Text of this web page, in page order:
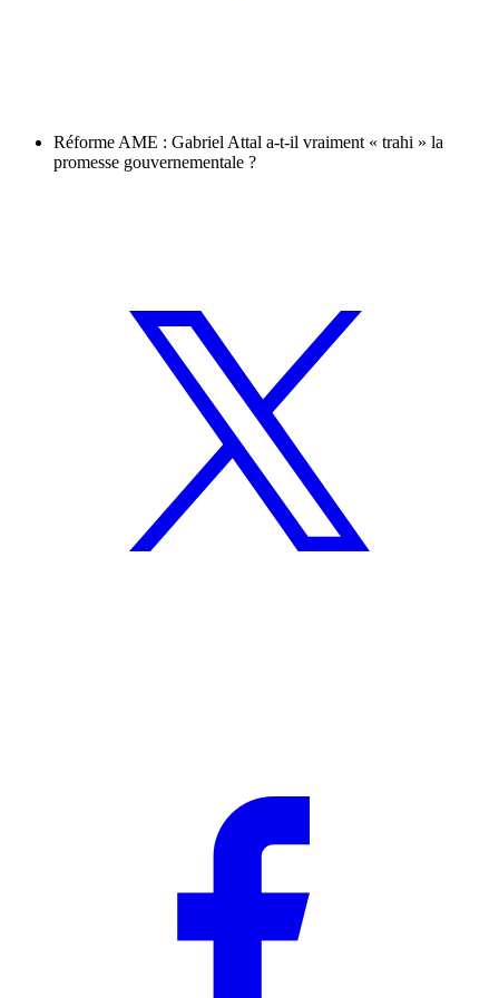
Réforme AME : Gabriel Attal a-t-il vraiment « trahi » la
promesse gouvernementale ?